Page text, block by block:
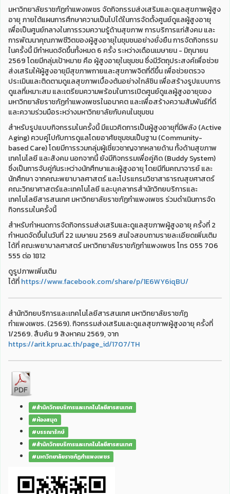
มหาวิทยาลัยราชภัฏกำแพงเพชร จัดกิจกรรมส่งเสริมและดูแลสุขภาพผู้สูง
อายุ ภายใต้แผนการศึกษาความเป็นไปได้ในการจัดตั้งศูนย์ดูแลผู้สูงอายุ
เพื่อเป็นศูนย์กลางในการรวมความรู้ด้านสุขภาพ การบริการแก่สังคม และ
การพัฒนาคุณภาพชีวิตของผู้สูงอายุในชุมชนอย่างยั่งยืน การจัดกิจกรรม
ในครั้งนี้ มีกำหนดจัดขึ้นทั้งหมด 6 ครั้ง ระหว่างเดือนเมษายน - มิถุนายน
2569 โดยมีกลุ่มเป้าหมาย คือ ผู้สูงอายุในชุมชน ซึ่งมีวัตถุประสงค์เพื่อช่วย
ส่งเสริมให้ผู้สูงอายุมีสุขภาพกายและสุขภาพจิตที่ดีขึ้น เพื่อช่วยตรวจ
ประเมินและติดตามดูแลสุขภาพเบื้องต้นอย่างใกล้ชิน เพื่อสร้างรูปแบบการ
ดูแลที่เหมาะสม และเตรียมความพร้อมในการเปิดศูนย์ดูแลผู้สูงอายุของ
มหาวิทยาลัยราชภัฏกำแพงเพชรในอนาคต และเพื่อสร้างความสัมพันธ์ที่ดี
และความร่วมมือระหว่างมหาวิทยาลัยกับคนในชุมชน
สำหรับรูปแบบกิจกรรมในครั้งนี้ มีแนวคิดการเป็นผู้สูงอายุที่มีพลัง (Active
Aging) ควบคู่ไปกับการดูแลโดยอาศัยชุมชนเป็นฐาน (Community-
based Care) โดยมีการรวมกลุ่มผู้เชี่ยวชาญจากหลายด้าน ทั้งด้านสุขภาพ
เทคโนโลยี และสังคม นอกจากนี้ ยังมีกิจกรรมเพื่อคู่คิด (Buddy System)
ซึ่งเป็นการจับคู่กันระหว่างนักศึกษาและผู้สูงอายุ โดยมีทีมคณาจารย์ และ
นักศึกษา จากคณะพยาบาลศาสตร์ และโปรแกรมวิชาสาธารณสุขศาสตร์
คณะวิทยาศาสตร์และเทคโนโลยี และบุคลากรสำนักวิทยบริการและ
เทคโนโลยีสารสนเทศ มหาวิทยาลัยราชภัฏกำแพงเพชร ร่วมดำเนินการจัด
กิจกรรมในครั้งนี้
สำหรับกำหนดการจัดกิจกรรมส่งเสริมและดูแลสุขภาพผู้สูงอายุ ครั้งที่ 2
กำหนดจัดขึ้นในวันที่ 22 เมษายน 2569 สนใจสอบถามรายละเอียดเพิ่มเติม
ได้ที่ คณะพยาบาลศาสตร์ มหาวิทยาลัยราชภัฏกำแพงเพชร โทร 055 706
555 ต่อ 1812
ดูรูปภาพเพิ่มเติม
ได้ที่https://www.facebook.com/share/p/1E6WY6iqBU/
สำนักวิทยบริการและเทคโนโลยีสารสนเทศ มหาวิทยาลัยราชภัฏ
กำแพงเพชร. (2569). กิจกรรมส่งเสริมและดูแลสุขภาพผู้สูงอายุ ครั้งที่
1/2569. สืบค้น 9 สิงหาคม 2569, จาก
https://arit.kpru.ac.th/page_id/1707/TH
#สำนักวิทยบริการและเทคโนโลยีสารสนเทศ
#ห้องสมุด
#บรรณารักษ์
#สำนักวิทยบริการและเทคโนโลยีสารสนเทศ
#มหาวิทยาลัยราชภัฏกำแพงเพชร